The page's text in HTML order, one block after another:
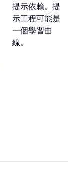
提示依賴。提
示工程可能是
一個學習曲
線。